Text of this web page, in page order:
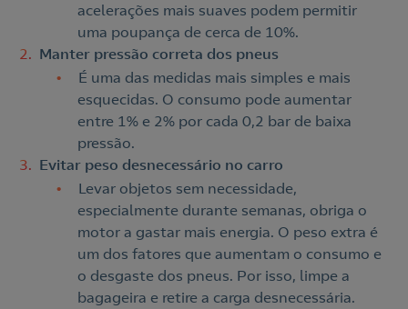
acelerações mais suaves podem permitir
uma poupança de cerca de 10%.
Manter pressão correta dos pneus
É uma das medidas mais simples e mais
esquecidas. O consumo pode aumentar
entre 1% e 2% por cada 0,2 bar de baixa
pressão.
Evitar peso desnecessário no carro
Levar objetos sem necessidade,
especialmente durante semanas, obriga o
motor a gastar mais energia. O peso extra é
um dos fatores que aumentam o consumo e
o desgaste dos pneus. Por isso, limpe a
bagageira e retire a carga desnecessária.